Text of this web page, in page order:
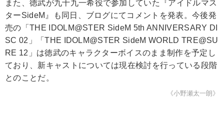
また、徳武が九十九一希役で参加していた『アイドルマス
ターSideM』も同日、ブログにてコメントを発表。今後発
売の「THE IDOLM@STER SideM 5th ANNIVERSARY DI
SC 02」「THE IDOLM@STER SideM WORLD TRE@SU
RE 12」は徳武のキャラクターボイスのまま制作を予定し
ており、新キャストについては現在検討を行っている段階
とのことだ。
《小野瀬太一朗》